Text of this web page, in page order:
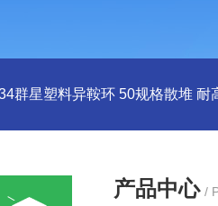
群星塑料异鞍环 50规格散堆 耐
产品中心 /